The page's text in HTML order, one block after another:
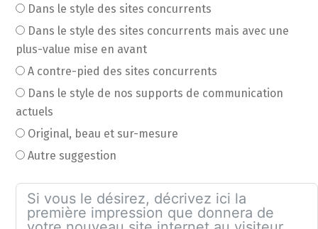
Dans le style des sites concurrents
Dans le style des sites concurrents mais avec une
plus-value mise en avant
A contre-pied des sites concurrents
Dans le style de nos supports de communication
actuels
Original, beau et sur-mesure
Autre suggestion